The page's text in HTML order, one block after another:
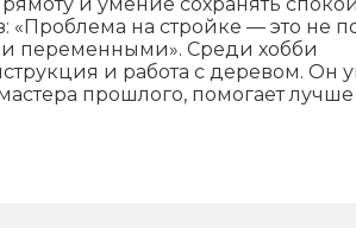
«Проблема на стройке — это не
переменными». Среди хобби
и работа с деревом. Он
прошлого, помогает лучше